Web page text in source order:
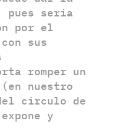
pues seria
por el
sus
romper un
nuestro
circulo de
y